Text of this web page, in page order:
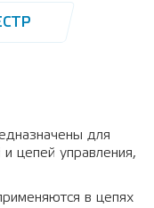
для
цепей управления,
в цепях